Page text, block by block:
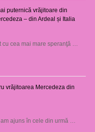
puternică vrăjitoare din
– din Ardeal și Italia
cea mai mare speranţă …
vrăjitoarea Mercedeza din
ajuns în cele din urmă …